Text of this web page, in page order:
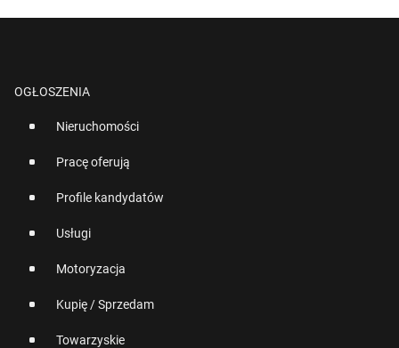
OGŁOSZENIA
Nieruchomości
Pracę oferują
Profile kandydatów
Usługi
Motoryzacja
Kupię / Sprzedam
Towarzyskie